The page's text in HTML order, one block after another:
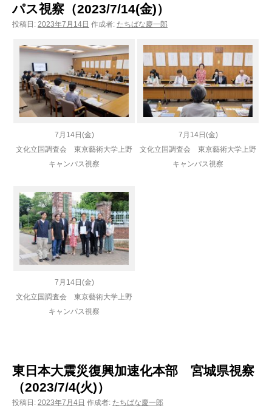
パス視察（2023/7/14(金)）
投稿日: 2023年7月14日 作成者: たちばな慶一郎
7月14日(金)
文化立国調査会 東京藝術大学上野
キャンパス視察
7月14日(金)
文化立国調査会 東京藝術大学上野
キャンパス視察
7月14日(金)
文化立国調査会 東京藝術大学上野
キャンパス視察
東日本大震災復興加速化本部 宮城県視察
（2023/7/4(火)）
投稿日: 2023年7月4日 作成者: たちばな慶一郎